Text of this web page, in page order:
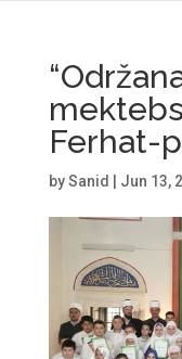
Ferhat-
bySanid Jun 13,